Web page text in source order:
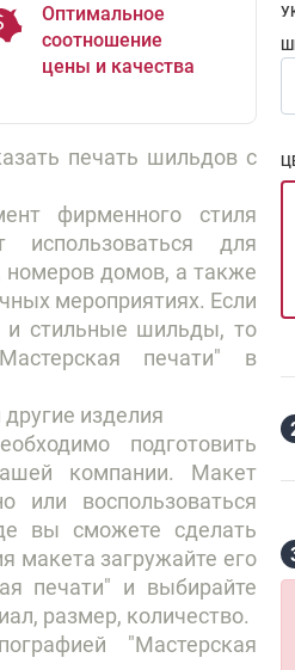
Оптимальное
соотношение
цены и качества
печать шильдов с
фирменного стиля
для
номеров домов, а также
мероприятиях. Если
и стильные шильды, то
печати" в
изделия
подготовить
компании. Макет
или воспользоваться
вы сможете сделать
макета загружайте его
печати" и выбирайте
размер, количество.
"Мастерская